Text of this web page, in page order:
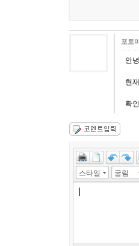
포토
안
현
확
스타일 굴림